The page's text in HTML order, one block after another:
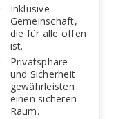
Inklusive
Gemeinschaft,
die für alle offen
ist.
Privatsphäre
und Sicherheit
gewährleisten
einen sicheren
Raum.